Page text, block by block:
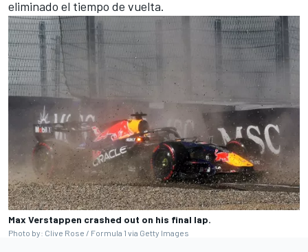
eliminado el tiempo de vuelta.
Max Verstappen crashed out on his final lap.
Photo by: Clive Rose / Formula 1 via Getty Images